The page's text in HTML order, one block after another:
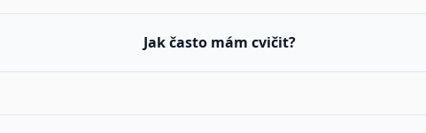
Jak často mám cvičit?